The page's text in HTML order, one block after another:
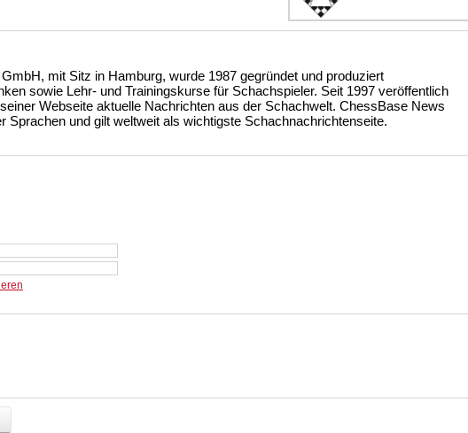
mit Sitz in Hamburg, wurde 1987 gegründet und produziert
sowie Lehr- und Trainingskurse für Schachspieler. Seit 1997 veröffentlich
Webseite aktuelle Nachrichten aus der Schachwelt. ChessBase News
Sprachen und gilt weltweit als wichtigste Schachnachrichtenseite.